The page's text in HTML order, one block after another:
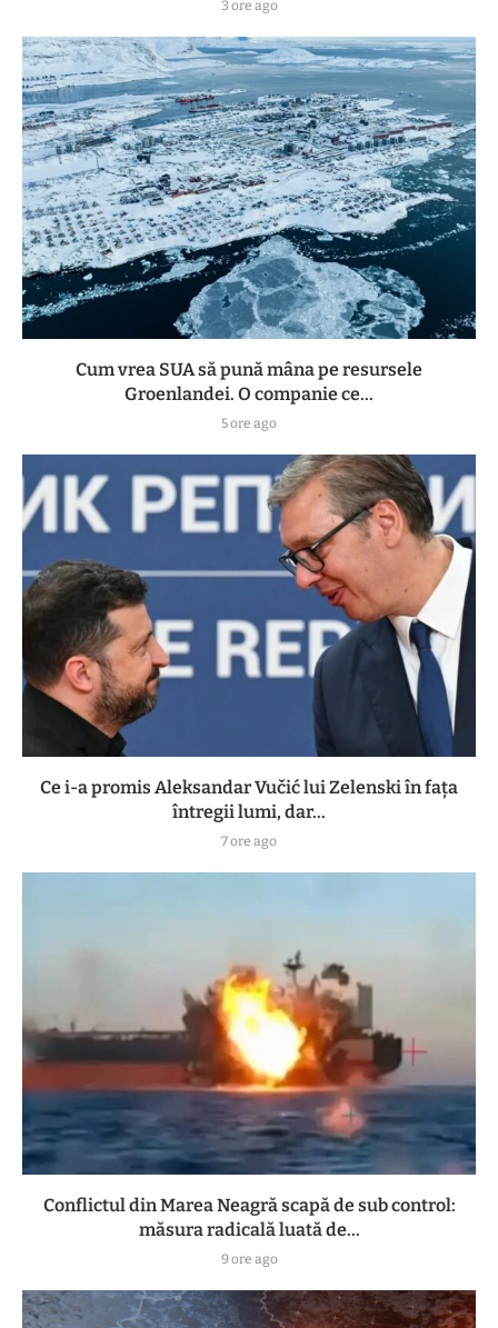
3 ore ago
Cum vrea SUA să pună mâna pe resursele
Groenlandei. O companie ce...
5 ore ago
Ce i-a promis Aleksandar Vučić lui Zelenski în fața
întregii lumi, dar...
7 ore ago
Conflictul din Marea Neagră scapă de sub control:
măsura radicală luată de...
9 ore ago